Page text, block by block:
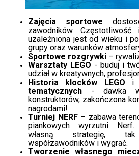
Zajęcia sportowe
zawodników.
uzależniona jest od wieku i
grupy oraz warunków
Sportowe rozgrywki –
Warsztaty LEGO - buduj i
udział w kreatywnych,
Historia klocków LEGO i
tematycznych - dawka
konstruktorów, zakończona
nagrodami!
Turniej NERF– zabawa
piankowych wyrzutni
własną strategię,
współzawodników i wygrać.
Tworzenie własnego